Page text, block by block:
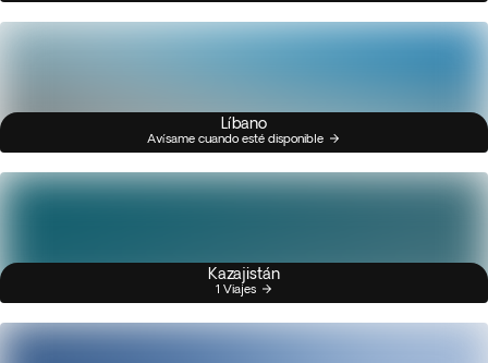
Líbano
Avísame cuando esté disponible
Kazajistán
1 Viajes